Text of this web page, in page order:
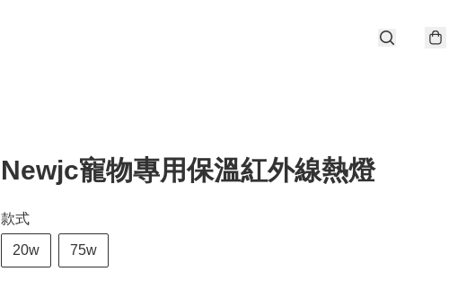
Newjc寵物專用保溫紅外線熱燈
款式
20w 75w